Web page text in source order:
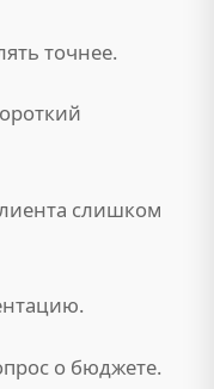
точнее.
слишком
о бюджете.